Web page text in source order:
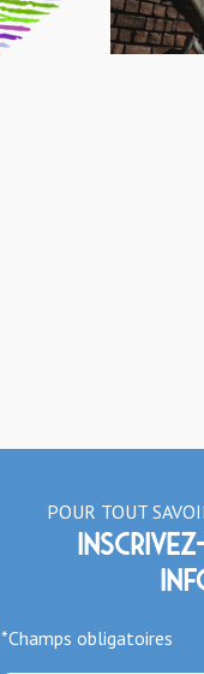
POUR TOUT
*Champs obligatoires